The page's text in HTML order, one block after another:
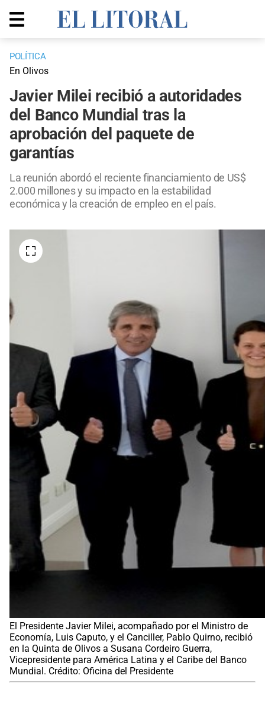
POLÍTICA
En Olivos
Javier Milei recibió a autoridades
del Banco Mundial tras la
aprobación del paquete de
garantías
La reunión abordó el reciente financiamiento de US$
2.000 millones y su impacto en la estabilidad
económica y la creación de empleo en el país.
El Presidente Javier Milei, acompañado por el Ministro de
Economía, Luis Caputo, y el Canciller, Pablo Quirno, recibió
en la Quinta de Olivos a Susana Cordeiro Guerra,
Vicepresidente para América Latina y el Caribe del Banco
Mundial. Crédito: Oficina del Presidente